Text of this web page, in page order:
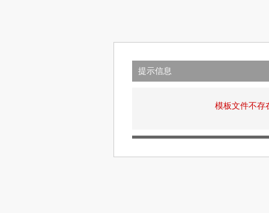
提示信息
模板文件不存